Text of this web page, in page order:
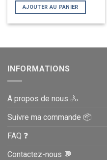
AJOUTER AU PANIER
INFORMATIONS
A propos de nous 🚴
Suivre ma commande 📦
FAQ ❓
Contactez-nous 💬